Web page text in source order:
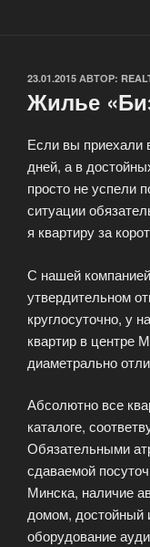
ОПУБЛИКОВАНО
23.01.2015 АВТОР:
Жилье
Если вы приехали
дней, а в
просто не успели
ситуации
я квартиру за
С нашей
утвердительном
круглосуточно, у
квартир в центре
диаметрально
Абсолютно все
каталоге,
Обязательными
сдаваемой
Минска, наличие
домом, достойный
оборудование